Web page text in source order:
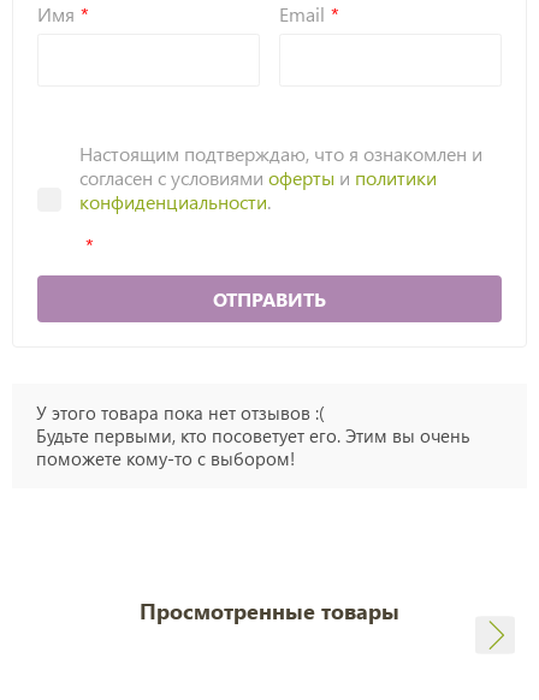
Имя Email
Настоящим подтверждаю, что я ознакомлен и
согласен с условиями оферты и политики
конфиденциальности.
ОТПРАВИТЬ
У этого товара пока нет отзывов :(
Будьте первыми, кто посоветует его. Этим вы очень
поможете кому-то с выбором!
Просмотренные товары